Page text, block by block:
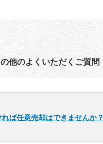
他のよくいただくご質問
ば任意売却はできませんか？